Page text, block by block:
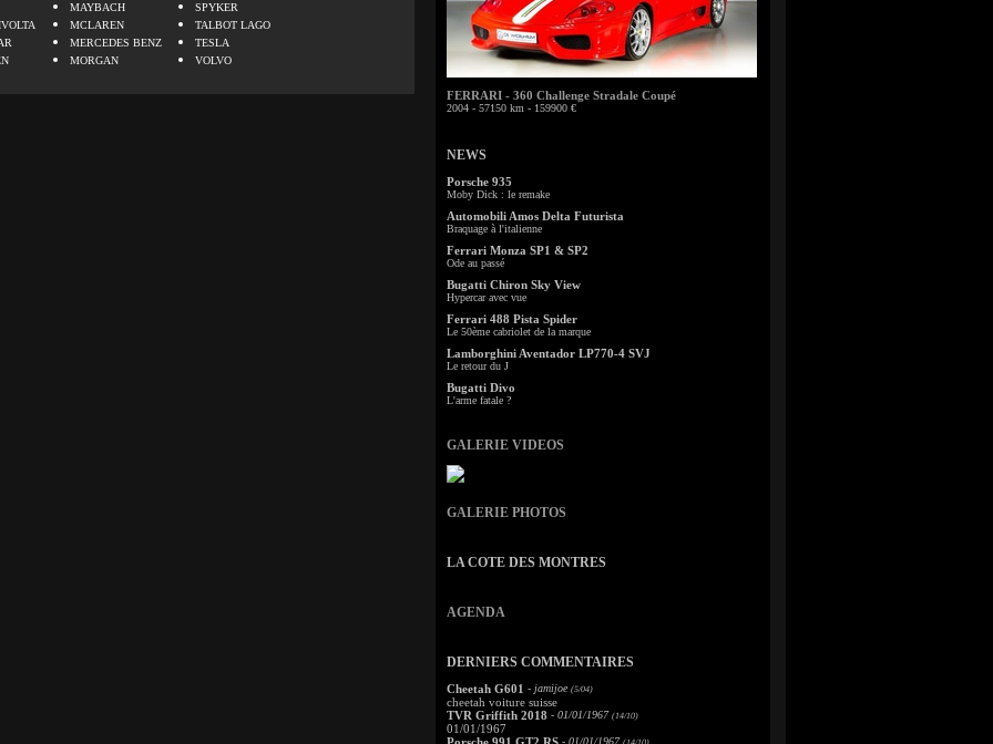
MAYBACH
MCLAREN
MERCEDES BENZ
MORGAN
SPYKER
TALBOT LAGO
TESLA
VOLVO
FERRARI - 360 Challenge Stradale Coupé
2004 - 57150 km - 159900 €
NEWS
Porsche 935
Moby Dick : le remake
Automobili Amos Delta Futurista
Braquage à l'italienne
Ferrari Monza SP1 & SP2
Ode au passé
Bugatti Chiron Sky View
Hypercar avec vue
Ferrari 488 Pista Spider
Le 50ème cabriolet de la marque
Lamborghini Aventador LP770-4 SVJ
Le retour du J
Bugatti Divo
L'arme fatale ?
GALERIE VIDEOS
GALERIE PHOTOS
LA COTE DES MONTRES
AGENDA
DERNIERS COMMENTAIRES
Cheetah G601 - jamijoe (5/04)
cheetah voiture suisse
TVR Griffith 2018 - 01/01/1967 (14/10)
01/01/1967
- 01/01/1967